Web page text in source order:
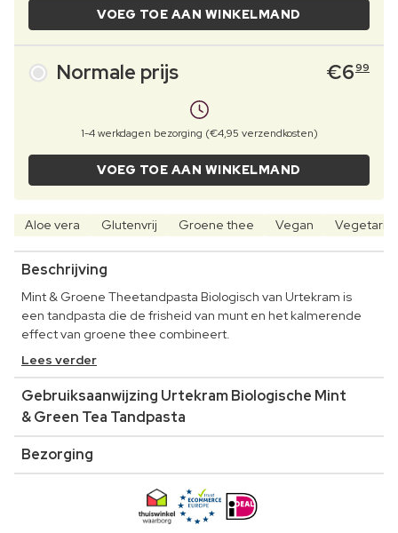
VOEG TOE AAN WINKELMAND
Normale prijs €699
1-4 werkdagen bezorging (€4,95 verzendkosten)
VOEG TOE AAN WINKELMAND
Aloe vera Glutenvrij Groene thee Vegan
Beschrijving
Mint & Groene Theetandpasta Biologisch van Urtekram is
een tandpasta die de frisheid van munt en het kalmerende
effect van groene thee combineert.
Lees verder
Gebruiksaanwijzing Urtekram Biologische Mint
& Green Tea Tandpasta
Bezorging